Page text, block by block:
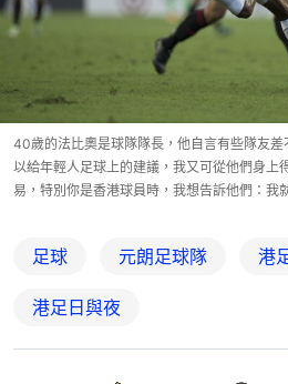
40歲的法比奧是球隊隊長，他自言有些隊友
以給年輕人足球上的建議，我又可從他們身上
易，特別你是香港球員時，我想告訴他們：我
足球 元朗足球隊 港
港足日與夜